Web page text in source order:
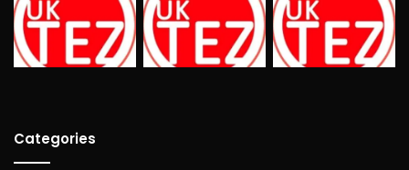
Categories